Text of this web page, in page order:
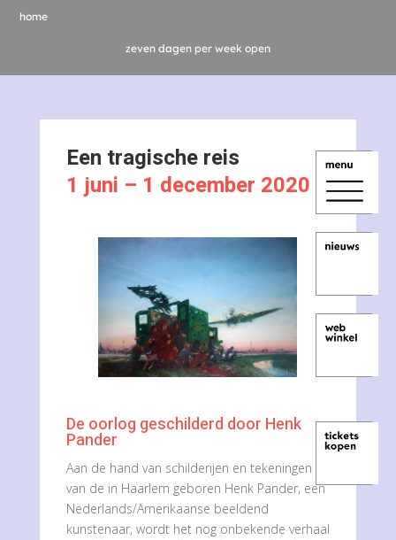
home
zeven dagen per week open
Een tragische reis
1 juni – 1 december 2020
De oorlog geschilderd door Henk
Pander
Aan de hand van schilderijen en tekeningen
van de in Haarlem geboren Henk Pander, een
Nederlands/Amerikaanse beeldend
kunstenaar, wordt het nog onbekende verhaal